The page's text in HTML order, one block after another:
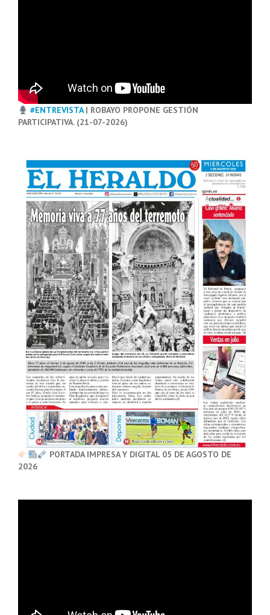
#ENTREVISTA| ROBAYO PROPONE GESTIÓN
PARTICIPATIVA. (21-07-2026)
PORTADA IMPRESA Y DIGITAL 05 DE AGOSTO DE
2026